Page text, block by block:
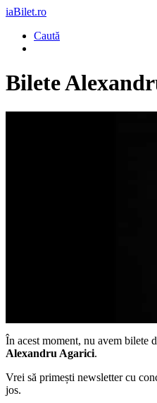
iaBilet.ro
Caută
Bilete
În acest moment, nu avem bilete
Alexandru Agarici.
Vrei să primești newsletter cu
jos.